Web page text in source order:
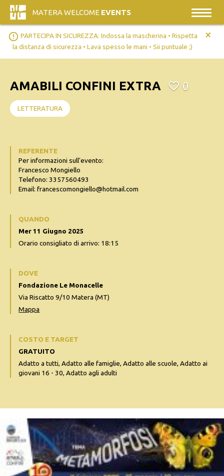
MATERA WELCOME EVENTS
error_outline PARTECIPA IN SICUREZZA: Indossa la mascherina • Rispetta
la distanza di sicurezza • Lava spesso le mani • Sii puntuale ;)
+
AMABILI CONFINI EXTRA 0
LETTERATURA
REFERENTE
Per informazioni sull'evento:
Francesco Mongiello
Telefono: 3357560493
Email: francescomongiello@hotmail.com
QUANDO
Mer 11 Giugno 2025
Orario consigliato di arrivo: 18:15
DOVE
Fondazione Le Monacelle
Via Riscatto 9/10 Matera (MT)
Mappa
COSTO E TARGET
GRATUITO
Adatto a tutti, Adatto alle famiglie, Adatto alle scuole, Adatto ai
giovani 16 - 30, Adatto agli adulti